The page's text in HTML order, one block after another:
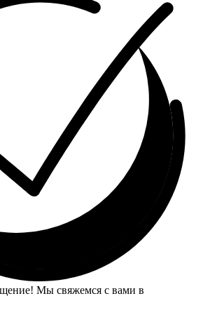
Мы свяжемся с вами в